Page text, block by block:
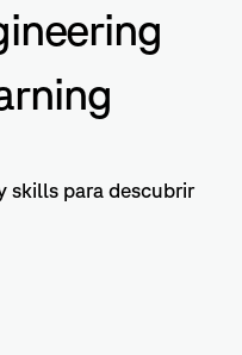
skills para descubrir